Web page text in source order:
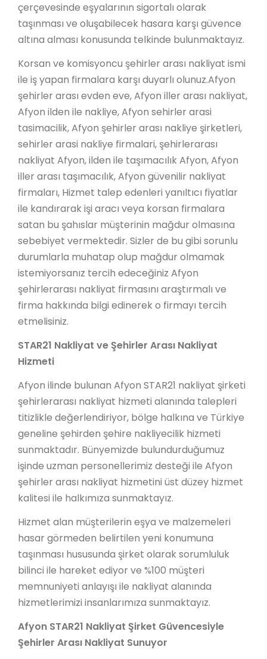
çerçevesinde eşyalarının sigortalı olarak
taşınması ve oluşabilecek hasara karşı güvence
altına alması konusunda telkinde bulunmaktayız.
Korsan ve komisyoncu şehirler arası nakliyat ismi
ile iş yapan firmalara karşı duyarlı olunuz.Afyon
şehirler arası evden eve, Afyon iller arası nakliyat,
Afyon ilden ile nakliye, Afyon sehirler arasi
tasimacilik, Afyon şehirler arası nakliye şirketleri,
sehirler arasi nakliye firmalari, şehirlerarası
nakliyat Afyon, ilden ile taşımacılık Afyon, Afyon
iller arası taşımacılık, Afyon güvenilir nakliyat
firmaları, Hizmet talep edenleri yanıltıcı fiyatlar
ile kandırarak işi aracı veya korsan firmalara
satan bu şahıslar müşterinin mağdur olmasına
sebebiyet vermektedir. Sizler de bu gibi sorunlu
durumlarla muhatap olup mağdur olmamak
istemiyorsanız tercih edeceğiniz Afyon
şehirlerarası nakliyat firmasını araştırmalı ve
firma hakkında bilgi edinerek o firmayı tercih
etmelisiniz.
STAR21 Nakliyat ve Şehirler Arası Nakliyat
Hizmeti
Afyon ilinde bulunan Afyon STAR21 nakliyat şirketi
şehirlerarası nakliyat hizmeti alanında talepleri
titizlikle değerlendiriyor, bölge halkına ve Türkiye
geneline şehirden şehire nakliyecilik hizmeti
sunmaktadır. Bünyemizde bulundurduğumuz
işinde uzman personellerimiz desteği ile Afyon
şehirler arası nakliyat hizmetini üst düzey hizmet
kalitesi ile halkımıza sunmaktayız.
Hizmet alan müşterilerin eşya ve malzemeleri
hasar görmeden belirtilen yeni konumuna
taşınması hususunda şirket olarak sorumluluk
bilinci ile hareket ediyor ve %100 müşteri
memnuniyeti anlayışı ile nakliyat alanında
hizmetlerimizi insanlarımıza sunmaktayız.
Afyon STAR21 Nakliyat Şirket Güvencesiyle
Şehirler Arası Nakliyat Sunuyor